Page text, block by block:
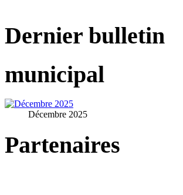
Dernier bulletin
municipal
Décembre 2025
Partenaires